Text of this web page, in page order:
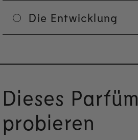
Die Entwicklung
Dieses Parfüm
probieren